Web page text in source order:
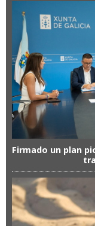
Firmado un plan